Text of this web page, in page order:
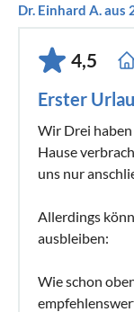
Dr. Einhard A. aus
4,5
Erster
Wir Drei haben
Hause
uns nur
Allerdings
ausbleiben:
Wie schon